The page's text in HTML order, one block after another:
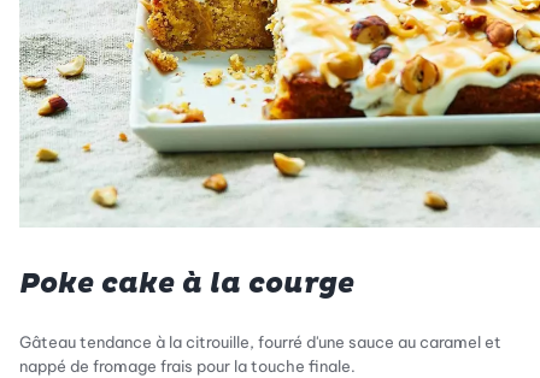
Poke cake à la courge
Gâteau tendance à la citrouille, fourré d'une sauce au caramel et
nappé de fromage frais pour la touche finale.